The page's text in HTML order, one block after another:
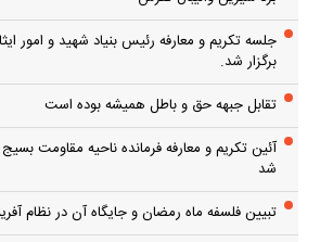
جلسه تکریم و معارفه رئیس بنیاد شهید و امور
برگزار شد.
تقابل جبهه حق و باطل همیشه بوده است
آئین تکریم و معارفه فرمانده ناحیه مقاومت
شد
تبیین فلسفه ماه رمضان و جایگاه آن در نظام